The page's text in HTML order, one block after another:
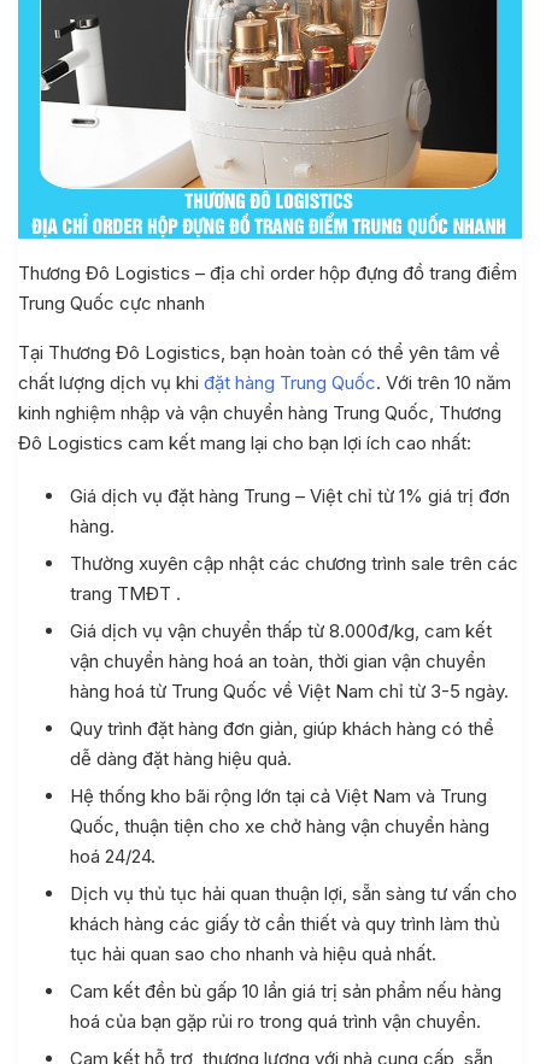
Thương Đô Logistics – địa chỉ order hộp đựng đồ trang điểm
Trung Quốc cực nhanh
Tại Thương Đô Logistics, bạn hoàn toàn có thể yên tâm về
chất lượng dịch vụ khi đặt hàng Trung Quốc. Với trên 10 năm
kinh nghiệm nhập và vận chuyển hàng Trung Quốc, Thương
Đô Logistics cam kết mang lại cho bạn lợi ích cao nhất:
Giá dịch vụ đặt hàng Trung – Việt chỉ từ 1% giá trị đơn
hàng.
Thường xuyên cập nhật các chương trình sale trên các
trang TMĐT .
Giá dịch vụ vận chuyển thấp từ 8.000đ/kg, cam kết
vận chuyển hàng hoá an toàn, thời gian vận chuyển
hàng hoá từ Trung Quốc về Việt Nam chỉ từ 3-5 ngày.
Quy trình đặt hàng đơn giản, giúp khách hàng có thể
dễ dàng đặt hàng hiệu quả.
Hệ thống kho bãi rộng lớn tại cả Việt Nam và Trung
Quốc, thuận tiện cho xe chở hàng vận chuyển hàng
hoá 24/24.
Dịch vụ thủ tục hải quan thuận lợi, sẵn sàng tư vấn cho
khách hàng các giấy tờ cần thiết và quy trình làm thủ
tục hải quan sao cho nhanh và hiệu quả nhất.
Cam kết đền bù gấp 10 lần giá trị sản phẩm nếu hàng
hoá của bạn gặp rủi ro trong quá trình vận chuyển.
Cam kết hỗ trợ, thương lượng với nhà cung cấp, sẵn